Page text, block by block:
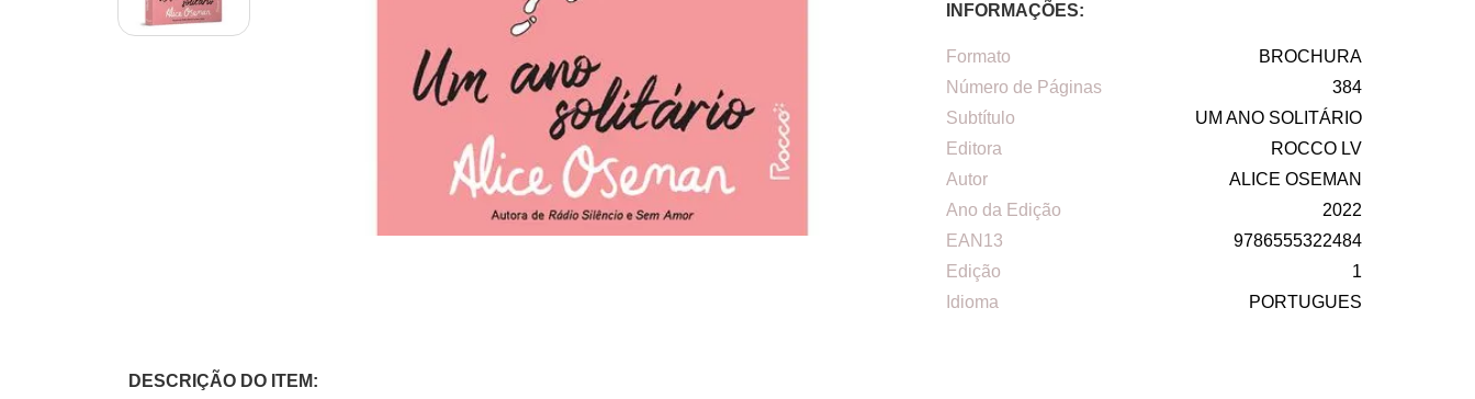
INFORMAÇÕES:
Formato
BROCHURA
Número de Páginas
384
Subtítulo
UM ANO SOLITÁRIO
Editora
ROCCO LV
Autor
ALICE OSEMAN
Ano da Edição
2022
EAN13
9786555322484
Edição
1
Idioma
PORTUGUES
DESCRIÇÃO DO ITEM: